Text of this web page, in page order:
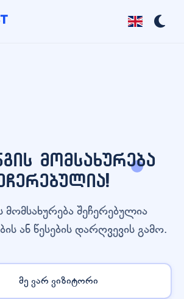
მომსახურება
მომსახურება შეჩერებულია
ან წესების დარღვევის გამო.
მე ვარ ვიზიტორი